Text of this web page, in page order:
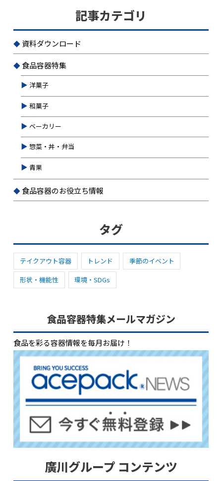
記事カテゴリ
資料ダウンロード
食品容器特集
洋菓子
和菓子
ベーカリー
惣菜・丼・弁当
青果
食品容器のお役立ち情報
タグ
テイクアウト容器 トレンド
季節のイベント
形状・機能性
環境・SDGs
食品容器特集メールマガジン
食品を彩る容器情報を毎月お届け！
廣川グループ コンテンツ